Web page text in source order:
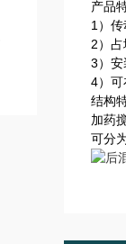
产品
1 ）
2 ）
3 ）
4）
结构
加药
可分